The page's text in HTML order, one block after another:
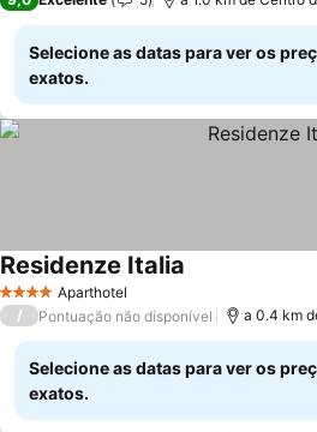
Selecione as datas para ver os
exatos.
4 EstrelasAparthotel
Residenze Italia
/ Pontuação não disponível a 0.4 km
Selecione as datas para ver os
exatos.